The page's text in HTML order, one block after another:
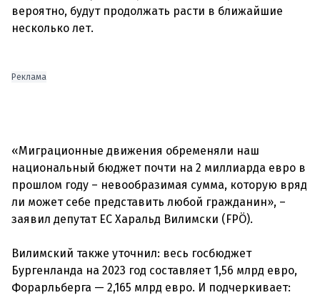
вероятно, будут продолжать расти в ближайшие
несколько лет.
Реклама
«Миграционные движения обременяли наш
национальный бюджет почти на 2 миллиарда евро в
прошлом году – невообразимая сумма, которую вряд
ли может себе представить любой гражданин», –
заявил депутат ЕС Харальд Вилимски (FPÖ).
Вилимский также уточнил: весь госбюджет
Бургенланда на 2023 год составляет 1,56 млрд евро,
Форарльберга — 2,165 млрд евро. И подчеркивает: